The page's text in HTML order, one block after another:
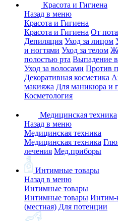
Красота и Гигиена
Назад в меню
Красота и Гигиена
Красота и Гигиена От пота
Депиляция Уход за лицом
и ногтями Уход за телом
полостью рта Выпадение
Уход за волосами Против
Декоративная косметика
макияжа Для маникюра и
Косметология
Медицинская техника
Назад в меню
Медицинская техника
Медицинская техника
лечения Мед.приборы
Интимные товары
Назад в меню
Интимные товары
Интимные товары Интим-
(местная) Для потенции